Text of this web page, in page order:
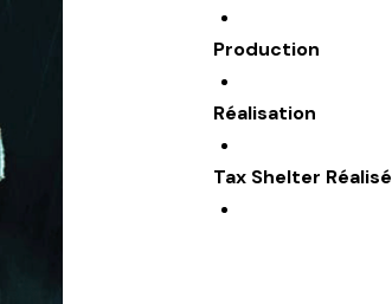
Production
Réalisation
Tax Shelter Réalisé